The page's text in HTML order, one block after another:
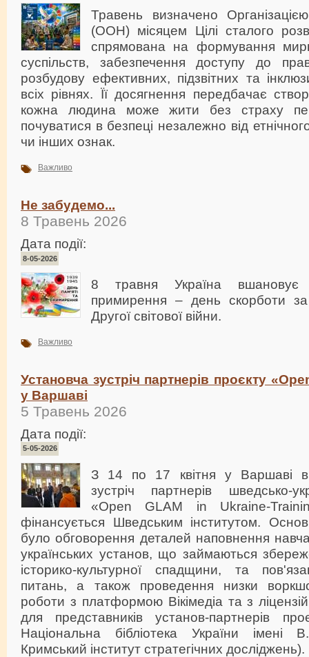
Травень визначено
(ООН) місяцем Цілі сталого
спрямована на формування
суспільств, забезпечення доступу до
розбудову ефективних, підзвітних та
всіх рівнях. Її досягнення передбачає
кожна людина може жити без страху
почуватися в безпеці незалежно від
чи інших ознак.
Важливо
Не забудемо...
8 Травень 2026
Дата події:
8-05-2026
8 травня Україна
примирення – день скорботи
Другої світової війни.
Важливо
Установча зустріч партнерів проєкту
у Варшаві
5 Травень 2026
Дата події:
5-05-2026
З 14 по 17 квітня у Варшаві
зустріч партнерів шведсько-
«Open GLAM in Ukraine-
фінансується Шведським інститутом.
було обговорення деталей наповнення
українських установ, що займаються
історико-культурної спадщини, та
питань, а також проведення низки
роботи з платформою Вікімедіа та з
для представників установ-партнерів
Національна бібліотека України імені
Кримський інститут стратегічних досліджень).